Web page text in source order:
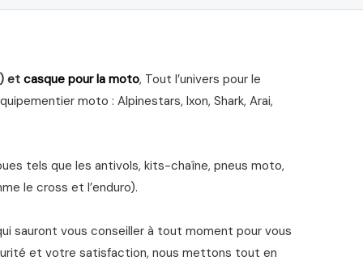
et casque pour la moto, Tout l’univers pour le
moto : Alpinestars, Ixon, Shark, Arai,
tels que les antivols, kits-chaîne, pneus moto,
le cross et l’enduro).
sauront vous conseiller à tout moment pour vous
et votre satisfaction, nous mettons tout en